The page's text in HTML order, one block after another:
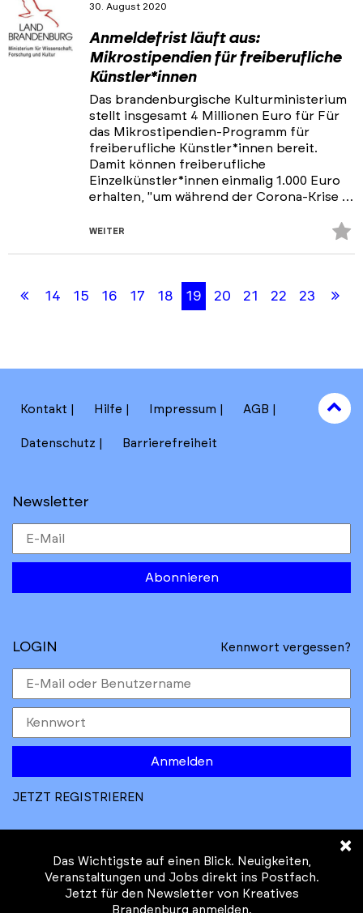
30. August 2020
Anmeldefrist läuft aus:
Mikrostipendien für freiberufliche
Künstler*innen
Das brandenburgische Kulturministerium
stellt insgesamt 4 Millionen Euro für Für
das Mikrostipendien-Programm für
freiberufliche Künstler*innen bereit.
Damit können freiberufliche
Einzelkünstler*innen einmalig 1.000 Euro
erhalten, "um während der Corona-Krise …
WEITER
to
to
Erste
14 15 16 17 18 19 20 21 22 23
Kontakt Hilfe Impressum AGB
Datenschutz Barrierefreiheit
Newsletter
Abonnieren
to
top
LOGIN Kennwort vergessen?
Anmelden
JETZT REGISTRIEREN
© Kreatives Brandenburg im Auftrag des
×
Das Wichtigste auf einen Blick. Neuigkeiten,
Veranstaltungen und Jobs direkt ins Postfach.
Jetzt für den Newsletter von Kreatives
Brandenburg anmelden.